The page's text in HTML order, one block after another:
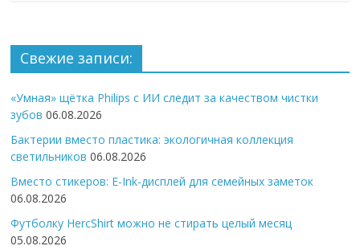
Свежие записи:
«Умная» щётка Philips с ИИ следит за качеством чистки
зубов 06.08.2026
Бактерии вместо пластика: экологичная коллекция
светильников 06.08.2026
Вместо стикеров: E-Ink-дисплей для семейных заметок
06.08.2026
Футболку HercShirt можно не стирать целый месяц
05.08.2026